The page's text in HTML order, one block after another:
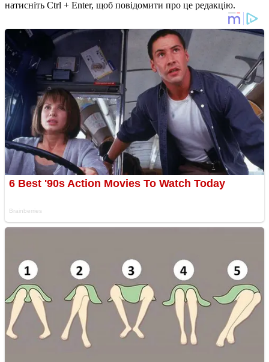
натисніть Ctrl + Enter, щоб повідомити про це редакцію.